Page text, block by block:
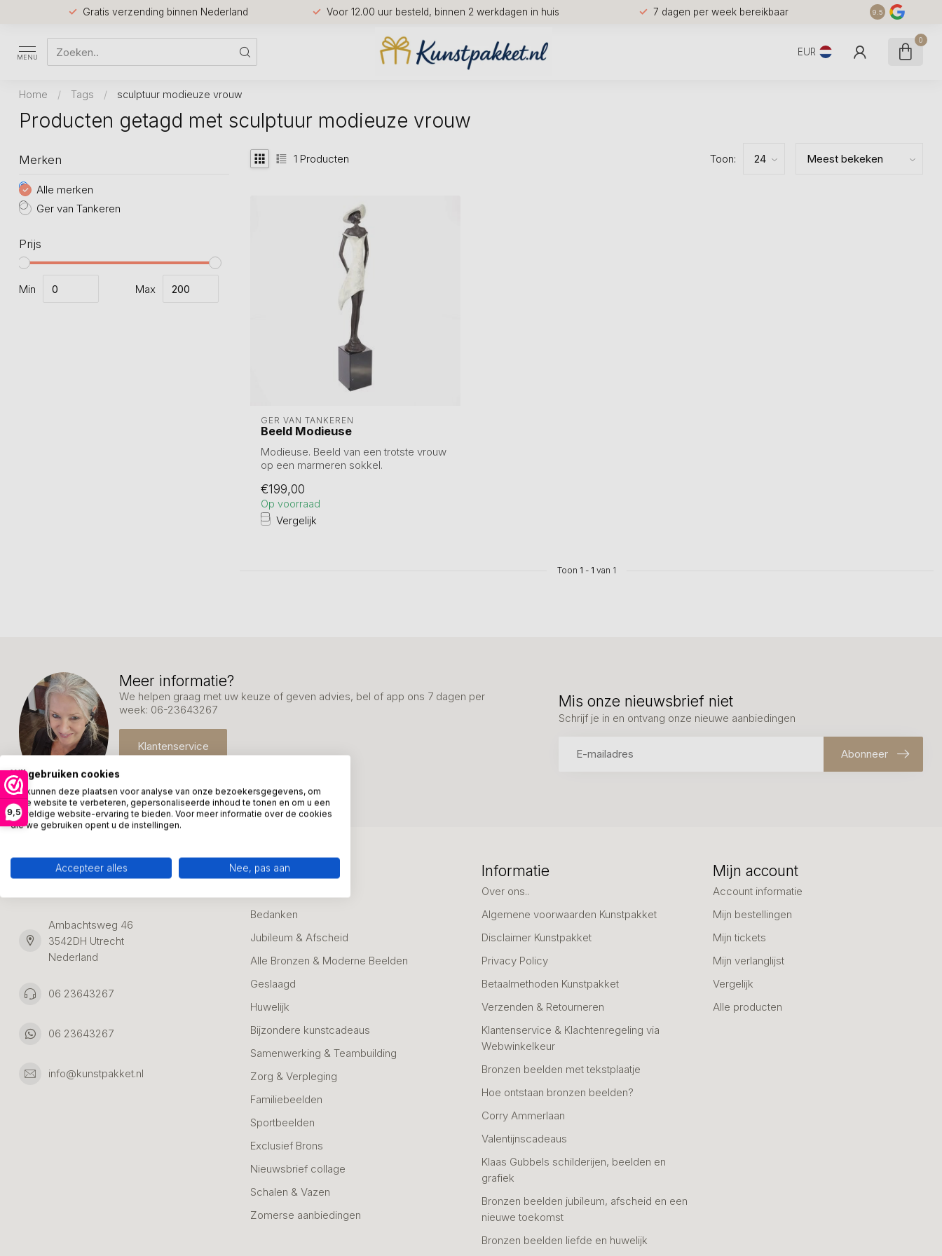
9,5
Gratis verzending binnen Nederland Voor 12.00 uur besteld, binnen 2 werkdagen in huis 7 dagen per week bereikbaar 9.5
MENU EUR
0
Home / Tags / sculptuur modieuze vrouw
Producten getagd met sculptuur modieuze vrouw
Merken
Alle merken
Ger van Tankeren
Prijs
Min Max
1 Producten Toon:
GER VAN TANKEREN
Beeld Modieuse
Modieuse. Beeld van een trotste vrouw
op een marmeren sokkel.
€199,00
Op voorraad
Vergelijk
Toon 1 - 1 van 1
Meer informatie?
We helpen graag met uw keuze of geven advies, bel of app ons 7 dagen per
week: 06-23643267
Klantenservice
Mis onze nieuwsbrief niet
Schrijf je in en ontvang onze nieuwe aanbiedingen
Abonneer
Kunstpakket Nederland
Ambachtsweg 46
3542DH Utrecht
Nederland
06 23643267
06 23643267
info@kunstpakket.nl
Categorieën
Bedanken
Jubileum & Afscheid
Alle Bronzen & Moderne Beelden
Geslaagd
Huwelijk
Bijzondere kunstcadeaus
Samenwerking & Teambuilding
Zorg & Verpleging
Familiebeelden
Sportbeelden
Exclusief Brons
Nieuwsbrief collage
Schalen & Vazen
Zomerse aanbiedingen
Informatie
Over ons..
Algemene voorwaarden Kunstpakket
Disclaimer Kunstpakket
Privacy Policy
Betaalmethoden Kunstpakket
Verzenden & Retourneren
Klantenservice & Klachtenregeling via
Webwinkelkeur
Bronzen beelden met tekstplaatje
Hoe ontstaan bronzen beelden?
Corry Ammerlaan
Valentijnscadeaus
Klaas Gubbels schilderijen, beelden en
grafiek
Bronzen beelden jubileum, afscheid en een
nieuwe toekomst
Bronzen beelden liefde en huwelijk
Mijn account
Account informatie
Mijn bestellingen
Mijn tickets
Mijn verlanglijst
Vergelijk
Alle producten
Wij gebruiken cookies
We kunnen deze plaatsen voor analyse van onze bezoekersgegevens, om
onze website te verbeteren, gepersonaliseerde inhoud te tonen en om u een
geweldige website-ervaring te bieden. Voor meer informatie over de cookies
die we gebruiken opent u de instellingen.
Accepteer alles Nee, pas aan